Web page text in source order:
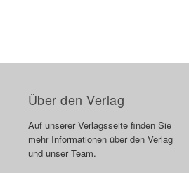
Über den Verlag
Auf unserer Verlagsseite finden Sie
mehr Informationen über den Verlag
und unser Team.